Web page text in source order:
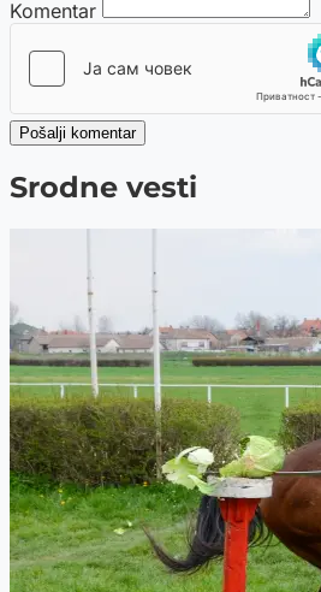
Komentar
Pošalji komentar
Srodne vesti